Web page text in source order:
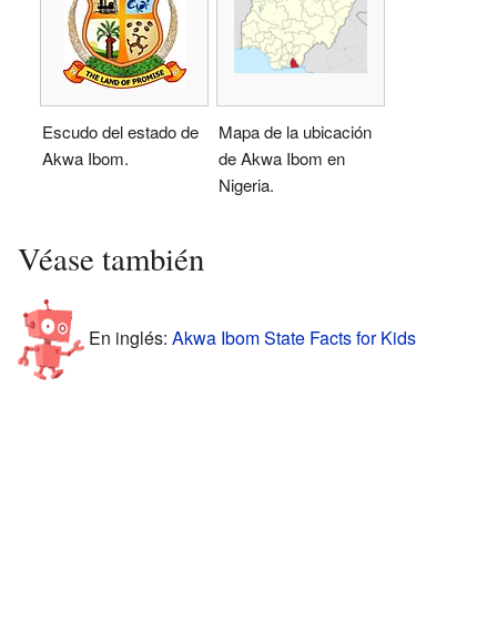
Escudo del estado de
Akwa Ibom.
Mapa de la ubicación
de Akwa Ibom en
Nigeria.
Véase también
En inglés: Akwa Ibom State Facts for Kids